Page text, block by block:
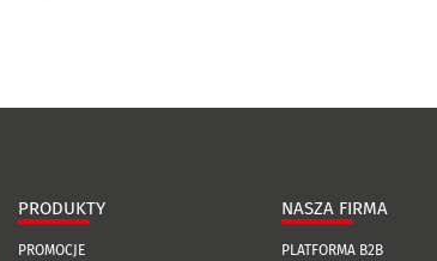
PRODUKTY
PROMOCJE
NASZA FIRMA
PLATFORMA B2B